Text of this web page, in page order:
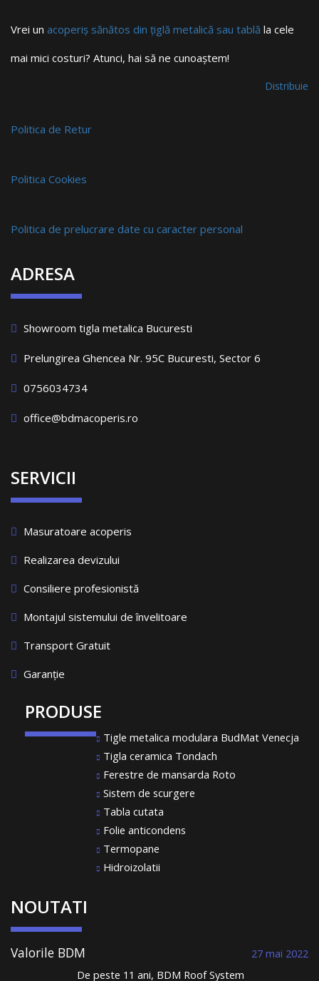
Vrei un acoperiș sănătos din țiglă metalică sau tablă la cele
mai mici costuri? Atunci, hai să ne cunoaștem!
Distribuie
Politica de Retur
Politica Cookies
Politica de prelucrare date cu caracter personal
ADRESA
Showroom tigla metalica Bucuresti
Prelungirea Ghencea Nr. 95C Bucuresti, Sector 6
0756034734
office@bdmacoperis.ro
SERVICII
Masuratoare acoperis
Realizarea devizului
Consiliere profesionistă
Montajul sistemului de învelitoare
Transport Gratuit
Garanție
PRODUSE
Tigle metalica modulara BudMat Venecja
Tigla ceramica Tondach
Ferestre de mansarda Roto
Sistem de scurgere
Tabla cutata
Folie anticondens
Termopane
Hidroizolatii
NOUTATI
Valorile BDM
27 mai 2022
De peste 11 ani, BDM Roof System